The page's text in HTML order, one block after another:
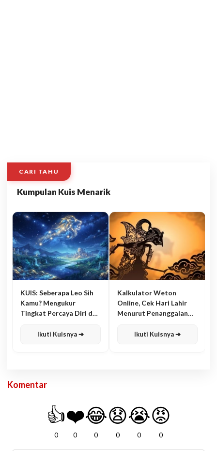
CARI TAHU
Kumpulan Kuis Menarik
KUIS: Seberapa Leo Sih
Kamu? Mengukur
Tingkat Percaya Diri dan
Ikuti Kuisnya ➔
Kalkulator Weton
Online, Cek Hari Lahir
Menurut Penanggalan
Ikuti Kuisnya ➔
Komentar
👍
0
❤️
0
😂
0
😧
0
😭
0
😡
0